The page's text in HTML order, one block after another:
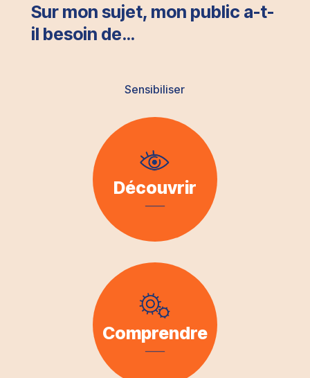
Sur mon sujet, mon public a-t-
il besoin de…
Sensibiliser
Découvrir
Comprendre